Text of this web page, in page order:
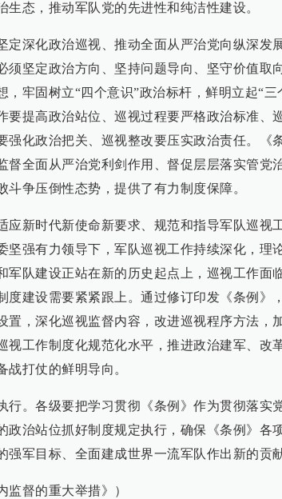
生态，推动军队党的先进性和纯洁性建设。
定深化政治巡视、推动全面从严治党向纵深发
须坚定政治方向、坚持问题导向、坚守价值取
，牢固树立“四个意识”政治标杆，鲜明立起“三
要提高政治站位、巡视过程要严格政治标准、
强化政治把关、巡视整改要压实政治责任。《
督全面从严治党利剑作用、督促层层落实管党
斗争压倒性态势，提供了有力制度保障。
应新时代新使命新要求、规范和指导军队巡视
坚强有力领导下，军队巡视工作持续深化，理
军队建设正站在新的历史起点上，巡视工作面
度建设需要紧紧跟上。通过修订印发《条例》
置，深化巡视监督内容，改进巡视程序方法，
视工作制度化规范化水平，推进政治建军、改
战打仗的鲜明导向。
行。各级要把学习贯彻《条例》作为贯彻落实
政治站位抓好制度规定执行，确保《条例》各
强军目标、全面建成世界一流军队作出新的贡献
监督的重大举措》）